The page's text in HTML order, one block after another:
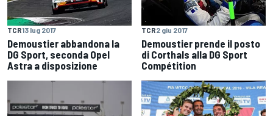
TCR13 lug 2017
Demoustier abbandona la
DG Sport, seconda Opel
Astra a disposizione
TCR2 giu 2017
Demoustier prende il posto
di Corthals alla DG Sport
Compétition